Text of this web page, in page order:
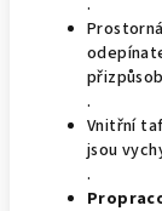
.
Prostorná
.
Vnitřní
jsou
.